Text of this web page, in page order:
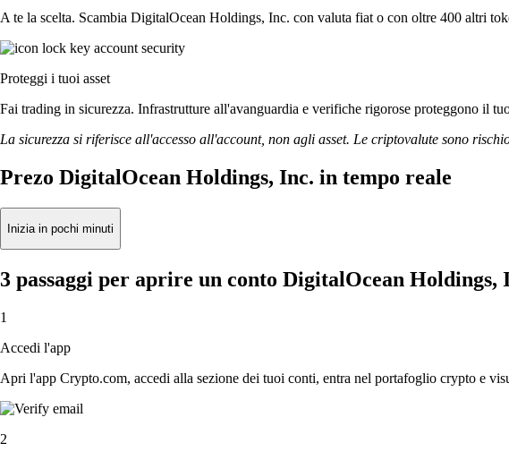
A te la scelta. Scambia DigitalOcean Holdings, Inc. con valuta fiat o con oltre 400 altri
Proteggi i tuoi asset
Fai trading in sicurezza. Infrastrutture all'avanguardia e verifiche rigorose proteggono il
La sicurezza si riferisce all'accesso all'account, non agli asset. Le criptovalute sono
Prezo DigitalOcean Holdings, Inc. in tempo reale
Inizia in pochi minuti
3 passaggi per aprire un conto DigitalOcean Holdings,
1
Accedi l'app
Apri l'app Crypto.com, accedi alla sezione dei tuoi conti, entra nel portafoglio crypto e
2